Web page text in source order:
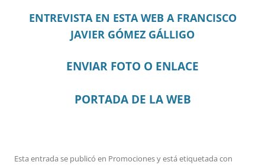
ENTREVISTA EN ESTA WEB A FRANCISCO
JAVIER GÓMEZ GÁLLIGO
ENVIAR FOTO O ENLACE
PORTADA DE LA WEB
Esta entrada se publicó en Promocionesy está etiquetada con